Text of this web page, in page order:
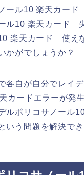
ール10 楽天カー
ル10 楽天カード
楽天カード 使え
かがでしょうか？
各自が自分でレイ
カードエラーが発
ルポリコサノール
いう問題を解決でき